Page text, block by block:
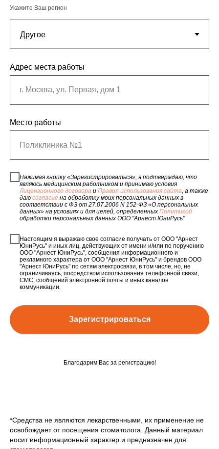
Укажите Ваш регион
Адрес места работы
г. Москва, ул. Первая, дом 1
Место работы
Поликлиника №1
Нажимая кнопку «Зарегистрироваться», я подтверждаю, что
являюсь медицинским работником и принимаю условия
Лицензионного договора и Правил использования сайта , а также
даю согласие на обработку моих персональных данных в
соответствии с ФЗ от 27.07.2006 N 152-ФЗ «О персональных
данных» на условиях и для целей, определенных Политикой
обработки персональных данных ООО "Арнест ЮниРусь"
Настоящим я выражаю свое согласие получать от ООО "Арнест
ЮниРусь" и иных лиц, действующих от имени и/или по поручению
ООО "Арнест ЮниРусь", сообщения информационного и
рекламного характера от ООО "Арнест ЮниРусь" и брендов ООО
"Арнест ЮниРусь" по сетям электросвязи, в том числе, но, не
ограничиваясь, посредством использования телефонной связи,
СМС, сообщений электронной почты и иных каналов
коммуникации.
Зарегистрироваться
Благодарим Вас за регистрацию!
*Средства не являются лекарственными, их применение не
освобождает от посещения стоматолога. Данный материал
носит информационный характер и предназначен для